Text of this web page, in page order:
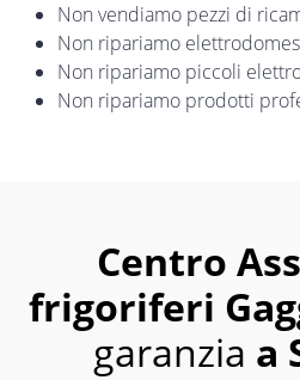
Non vendiamo pezzi di
Non ripariamo
Non ripariamo piccoli
Non ripariamo prodotti
Centro
frigoriferi
garanzia a